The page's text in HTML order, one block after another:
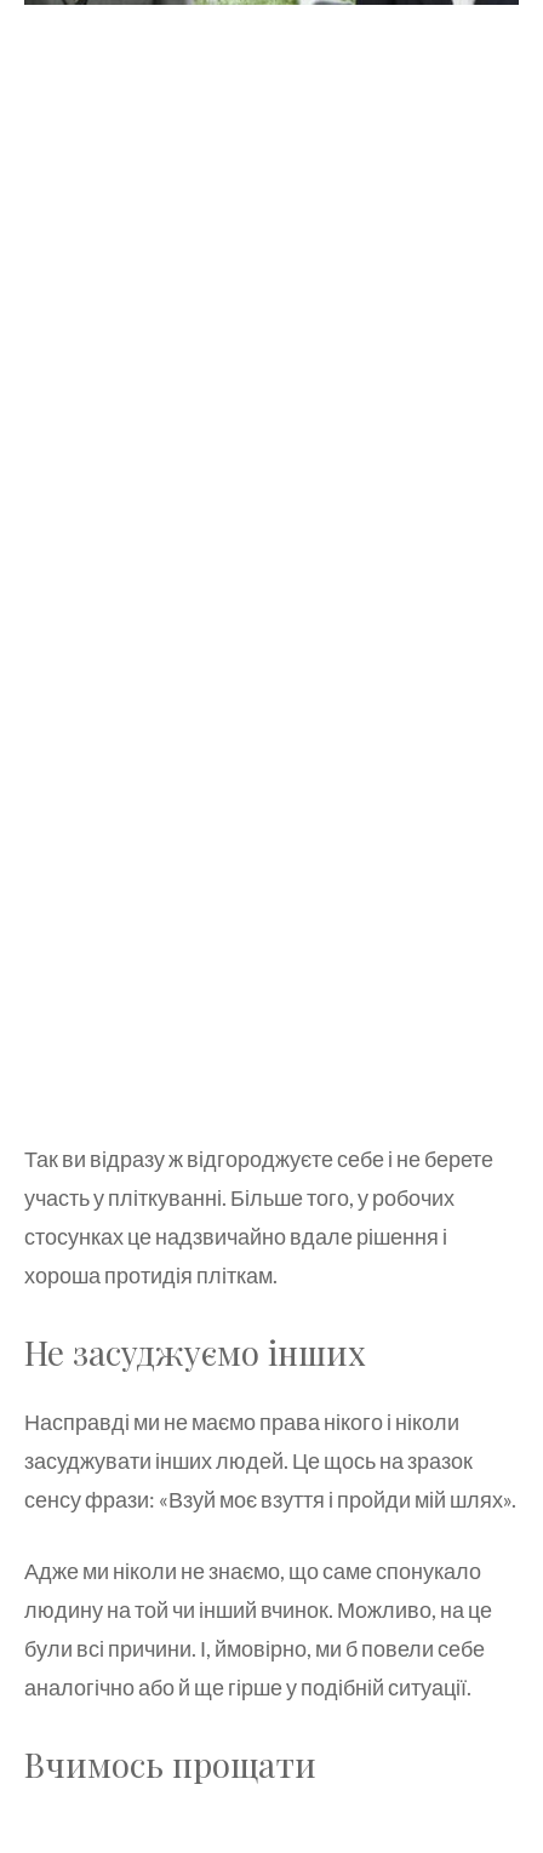
Так ви відразу ж відгороджуєте себе і не берете
участь у пліткуванні. Більше того, у робочих
стосунках це надзвичайно вдале рішення і
хороша протидія пліткам.
Не засуджуємо інших
Насправді ми не маємо права нікого і ніколи
засуджувати інших людей. Це щось на зразок
сенсу фрази: «Взуй моє взуття і пройди мій шлях».
Адже ми ніколи не знаємо, що саме спонукало
людину на той чи інший вчинок. Можливо, на це
були всі причини. І, ймовірно, ми б повели себе
аналогічно або й ще гірше у подібній ситуації.
Вчимось прощати